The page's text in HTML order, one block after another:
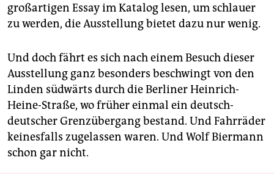
großartigen Essay im Katalog lesen, um schlauer
zu werden, die Ausstellung bietet dazu nur wenig.
Und doch fährt es sich nach einem Besuch dieser
Ausstellung ganz besonders beschwingt von den
Linden südwärts durch die Berliner Heinrich-
Heine-Straße, wo früher einmal ein deutsch-
deutscher Grenzübergang bestand. Und Fahrräder
keinesfalls zugelassen waren. Und Wolf Biermann
schon gar nicht.